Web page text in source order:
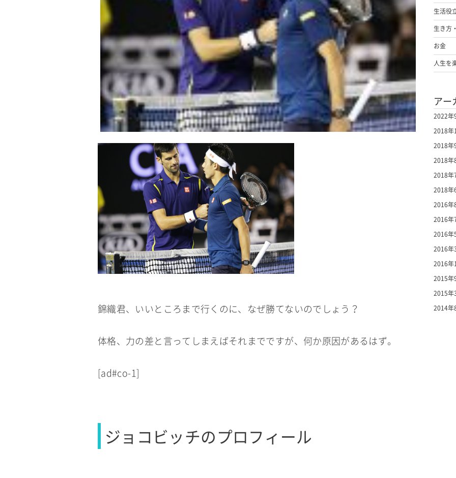
錦織君、いいところまで行くのに、なぜ勝てないのでしょう？
体格、力の差と言ってしまえばそれまでですが、何か原因があるはず。
[ad#co-1]
ジョコビッチのプロフィール
生活役
生き方
お金
人生を
アー
2022年
2018年
2018年
2018年
2018年
2018年
2016年
2016年
2016年
2016年
2016年
2015年
2015年
2014年